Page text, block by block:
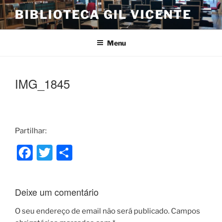
Saltar
para
o
BIBLIOTECA GIL VICENTE
Menu
IMG_1845
Partilhar:
F
e
b
T
er
ar
e
Deixe um comentário
O seu endereço de email não será publicado. Campos